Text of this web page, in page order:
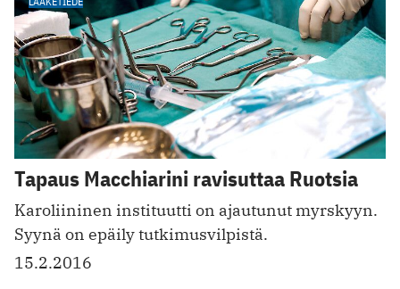
Tapaus Macchiarini ravisuttaa Ruotsia
Karoliininen instituutti on ajautunut myrskyyn.
Syynä on epäily tutkimusvilpistä.
15.2.2016